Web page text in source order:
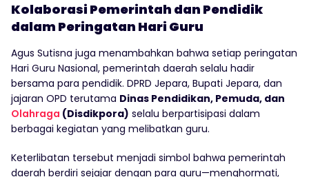
Kolaborasi Pemerintah dan Pendidik
dalam Peringatan Hari Guru
Agus Sutisna juga menambahkan bahwa setiap peringatan
Hari Guru Nasional, pemerintah daerah selalu hadir
bersama para pendidik. DPRD Jepara, Bupati Jepara, dan
jajaran OPD terutama Dinas Pendidikan, Pemuda, dan
Olahraga (Disdikpora) selalu berpartisipasi dalam
berbagai kegiatan yang melibatkan guru.
Keterlibatan tersebut menjadi simbol bahwa pemerintah
daerah berdiri sejajar dengan para guru—menghormati,